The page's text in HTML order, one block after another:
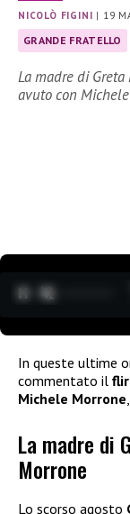
NICOLÒ FIGINI | 19
GRANDE FRATELLO
La madre di
avuto con
In queste ultime
commentato il
Michele Morrone
La madre di
Morrone
Lo scorso agosto